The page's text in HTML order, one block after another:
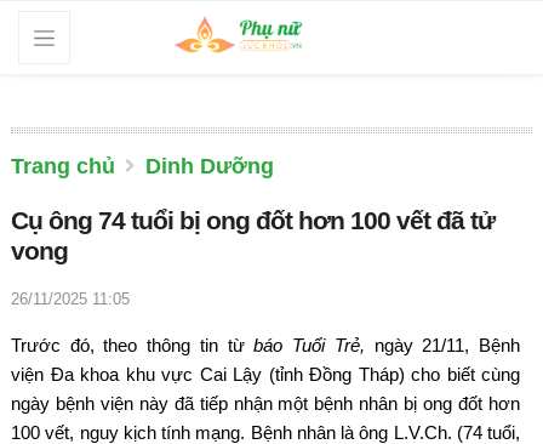
Trang chủ Dinh Dưỡng
Cụ ông 74 tuổi bị ong đốt hơn 100 vết đã tử
vong
26/11/2025 11:05
Trước đó, theo thông tin từbáo Tuổi Trẻ, ngày 21/11, Bệnh
viện Đa khoa khu vực Cai Lậy (tỉnh Đồng Tháp) cho biết cùng
ngày bệnh viện này đã tiếp nhận một bệnh nhân bị ong đốt hơn
100 vết, nguy kịch tính mạng. Bệnh nhân là ông L.V.Ch. (74 tuổi,